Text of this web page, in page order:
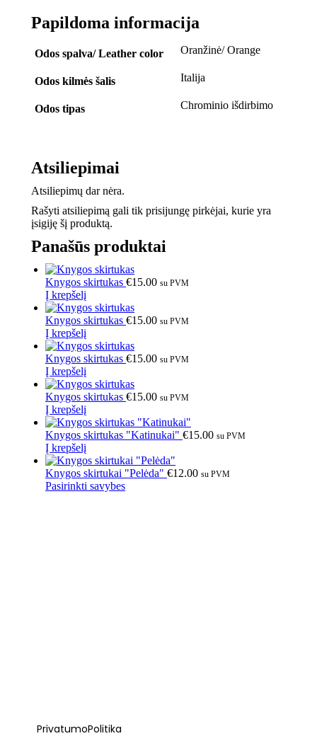
Papildoma informacija
Odos spalva/ Leather color Oranžinė/ Orange
Odos kilmės šalis Italija
Odos tipas Chrominio išdirbimo
Atsiliepimai
Atsiliepimų dar nėra.
Rašyti atsiliepimą gali tik prisijungę pirkėjai, kurie yra
įsigiję šį produktą.
Panašūs produktai
Knygos skirtukas €15.00 su PVM
Į krepšelį
Knygos skirtukas €15.00 su PVM
Į krepšelį
Knygos skirtukas €15.00 su PVM
Į krepšelį
Knygos skirtukas €15.00 su PVM
Į krepšelį
Knygos skirtukas "Katinukai" €15.00 su PVM
Į krepšelį
Knygos skirtukai "Pelėda" €12.00 su PVM
Pasirinkti savybes
Privatumo Politika